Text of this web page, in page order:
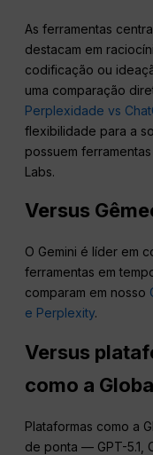
As ferramentas
destacam em
codificação ou
uma comparação
Perplexidade vs
flexibilidade para a
possuem
Labs.
Versus
O Gemini é líder em
ferramentas em
comparam em nosso
e Perplexity.
Versus
como a
Plataformas como a
de ponta — GPT-5.1,